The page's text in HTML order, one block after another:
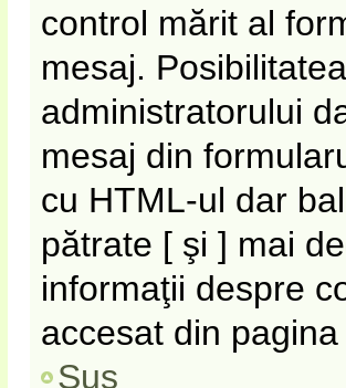
control mărit al
mesaj.
administratorului
mesaj din
cu HTML-ul dar
pătrate [ şi ] mai
informaţii despre
accesat din
Sus